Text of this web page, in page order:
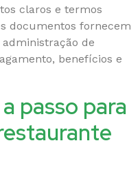
claros e termos
documentos fornecem
de
benefícios e
passo para